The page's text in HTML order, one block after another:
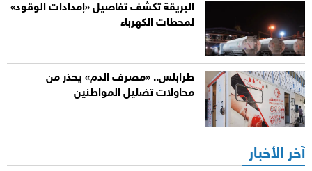
البريقة تكشف تفاصيل «إمدادات الوقود»
لمحطات الكهرباء
طرابلس.. «مصرف الدم» يحذر من
محاولات تضليل المواطنين
آخر الأخبار